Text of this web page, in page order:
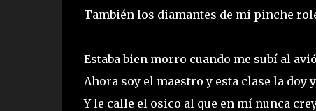
También los diamantes de mi pinche
Estaba bien morro cuando me subí al
Ahora soy el maestro y esta clase la doy
Y le calle el osico al que en mí nunca